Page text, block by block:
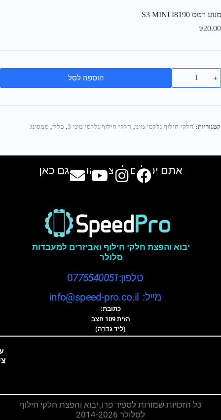
מנוע רטט S3 MINI I8190
₪20.00
הוספה לסל
קטגוריות: חלקי חילוף גלקסי מיני, חלקי חילוף גלקסי מיני 3 , כללי, סמסונג
אתם יכולים למצוא אותנו גם כאן
יבוא והפצת חלקי חילוף ואביזרים למעבדות
סלולר
טלפון:0775540051
מייל: info@speed-pro.co.il
כתובת:
הזית 109 חצב
(ליד גדרה)
כל הזכויות שמורות לספיד פרו, יבוא והפצת חלקי חילוף
לסלולר 2014-2026